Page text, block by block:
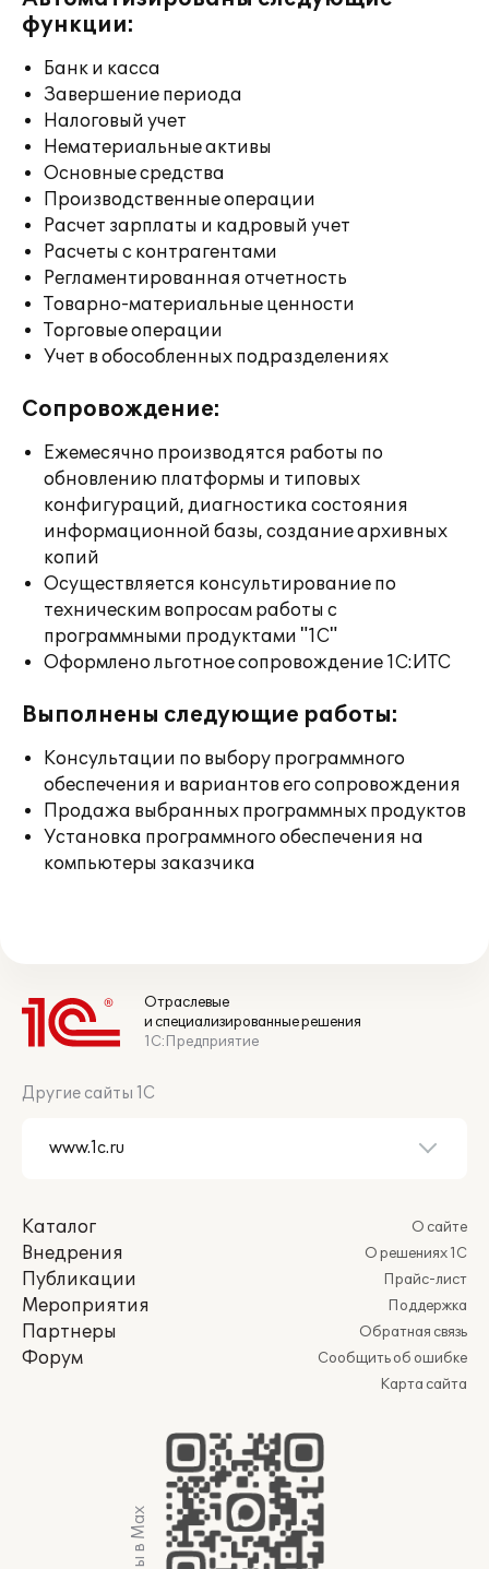
функции:
Банк и касса
Завершение периода
Налоговый учет
Нематериальные активы
Основные средства
Производственные операции
Расчет зарплаты и кадровый учет
Расчеты с контрагентами
Регламентированная отчетность
Товарно-материальные ценности
Торговые операции
Учет в обособленных подразделениях
Сопровождение:
Ежемесячно производятся работы по
обновлению платформы и типовых
конфигураций, диагностика состояния
информационной базы, создание архивных
копий
Осуществляется консультирование по
техническим вопросам работы с
программными продуктами "1С"
Оформлено льготное сопровождение 1С:ИТС
Выполнены следующие работы:
Консультации по выбору программного
обеспечения и вариантов его сопровождения
Продажа выбранных программных продуктов
Установка программного обеспечения на
компьютеры заказчика
Отраслевые
и специализированные решения
1С:Предприятие
Другие сайты 1С
Каталог
Внедрения
Публикации
Мероприятия
Партнеры
Форум
О сайте
О решениях 1С
Прайс-лист
Поддержка
Обратная связь
Сообщить об ошибке
Карта сайта
Мы в Max